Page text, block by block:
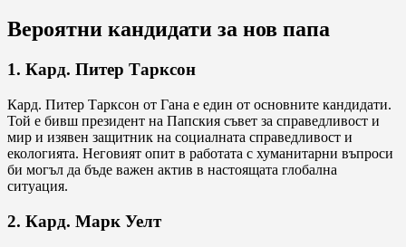
Вероятни кандидати за нов папа
1. Кард. Питер Тарксон
Кард. Питер Тарксон от Гана е един от основните кандидати.
Той е бивш президент на Папския съвет за справедливост и
мир и изявен защитник на социалната справедливост и
екологията. Неговият опит в работата с хуманитарни въпроси
би могъл да бъде важен актив в настоящата глобална
ситуация.
2. Кард. Марк Уелт